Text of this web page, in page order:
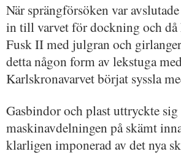
När sprängförsöken var
in till varvet för dockning och då
Fusk II med julgran och
detta någon form av lekstuga
Karlskronavarvet börjat syssla
Gasbindor och plast uttryckte
maskinavdelningen på skämt
klarligen imponerad av det nya